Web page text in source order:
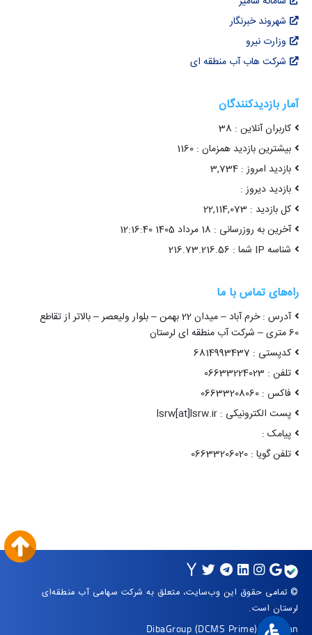
شهروند خبرنگار
وزارت نیرو
شرکت هاب آب منطقه ای
آمار بازدیدکنندگان
کاربران آنلاین : 38
بیشترین بازدید همزمان : 1160
بازدید امروز : 3,734
بازدید دیروز :
کل بازدید : 22,114,073
آخرین به روزرسانی : 18 مرداد 1405 12:16:40
شناسه IP شما : 216.73.216.56
راه‌های تماس با ما
آدرس : خرم آباد – میدان 22 بهمن – بلوار ولیعصر – بالاتر از تقاطع
60 متری – شرکت آب منطقه ای لرستان
کدپستی : 6814993437
تلفن : 06633224023
فاکس : 06633208060
پست الکترونیکی : lsrw[at]lsrw.ir
پیامک :
تلفن گویا : 06633206020
© تمامی حقوق این وب‌سایت، متعلق به شرکت سهامی آب منطقه‌ای
لرستان است.
DibaGroup (DCMS Prime)|Arvan